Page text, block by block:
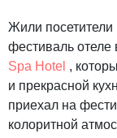
Жили
фестиваль отеле
Spa Hotel ,
и прекрасной
приехал на
колоритной